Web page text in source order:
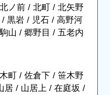
ノ前 / 北町 / 北矢野
黒岩 / 児石 / 高野河
山 / 郷野目 / 五老内
町 / 佐倉下 / 笹木野
居 / 山居上 / 在庭坂 /